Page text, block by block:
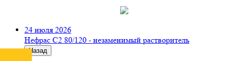
24 июля 2026
Нефрас С2 80/120 - незаменимый растворитель
Назад